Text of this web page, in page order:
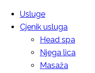
Usluge
Cjenik usluga
Head spa
Njega lica
Masaža